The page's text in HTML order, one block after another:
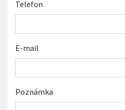
Telefon
E-mail
Poznámka